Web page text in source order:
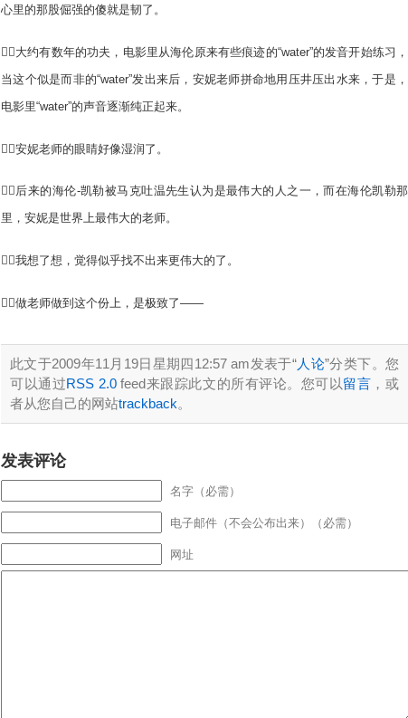
心里的那股倔强的傻就是韧了。
大约有数年的功夫，电影里从海伦原来有些痕迹的“water”的发音开始练习，
当这个似是而非的“water”发出来后，安妮老师拼命地用压井压出水来，于是，
电影里“water”的声音逐渐纯正起来。
安妮老师的眼睛好像湿润了。
后来的海伦-凯勒被马克吐温先生认为是最伟大的人之一，而在海伦凯勒那
里，安妮是世界上最伟大的老师。
我想了想，觉得似乎找不出来更伟大的了。
做老师做到这个份上，是极致了——
此文于2009年11月19日星期四12:57 am发表于“人论”分类下。您
可以通过RSS 2.0feed来跟踪此文的所有评论。您可以留言 ，或
者从您自己的网站trackback。
发表评论
名字（必需）
电子邮件（不会公布出来）（必需）
网址